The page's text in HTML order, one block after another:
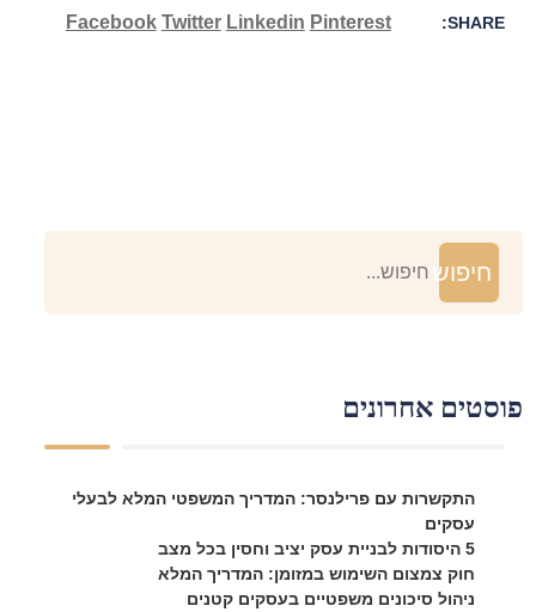
SHARE:
Facebook Twitter Linkedin Pinterest
חיפוש
אחרונים
התקשרות עם פרילנסר: המדריך המשפטי המלא לבעלי
עסקים
חוק צמצום השימוש במזומן: המדריך המלא
ניהול סיכונים משפטיים בעסקים קטנים